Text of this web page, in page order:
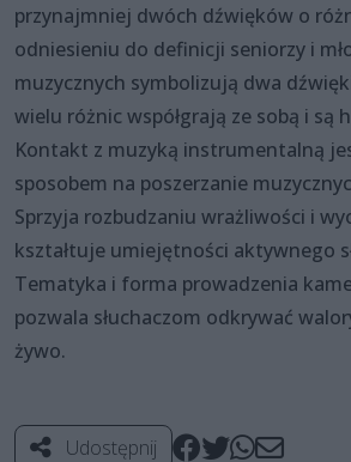
przynajmniej dwóch dźwięków o
odniesieniu do definicji seniorzy i
muzycznych symbolizują dwa
wielu różnic współgrają ze sobą i są
Kontakt z muzyką instrumentalną
sposobem na poszerzanie
Sprzyja rozbudzaniu wrażliwości i
kształtuje umiejętności aktywnego
Tematyka i forma prowadzenia
pozwala słuchaczom odkrywać
żywo.
Udostępnij